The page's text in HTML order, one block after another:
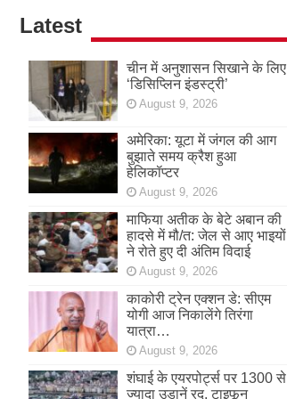
Latest
चीन में अनुशासन सिखाने के लिए
‘डिसिप्लिन इंडस्ट्री’
August 9, 2026
अमेरिका: यूटा में जंगल की आग
बुझाते समय क्रैश हुआ
हेलिकॉप्टर
August 9, 2026
माफिया अतीक के बेटे अबान की
हादसे में मौ/त: जेल से आए भाइयों
ने रोते हुए दी अंतिम विदाई
August 9, 2026
काकोरी ट्रेन एक्शन डे: सीएम
योगी आज निकालेंगे तिरंगा
यात्रा…
August 9, 2026
शंघाई के एयरपोर्ट्स पर 1300 से
ज्यादा उड़ानें रद, टाइफून